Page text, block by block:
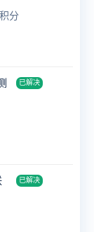
分
已解决
已解决